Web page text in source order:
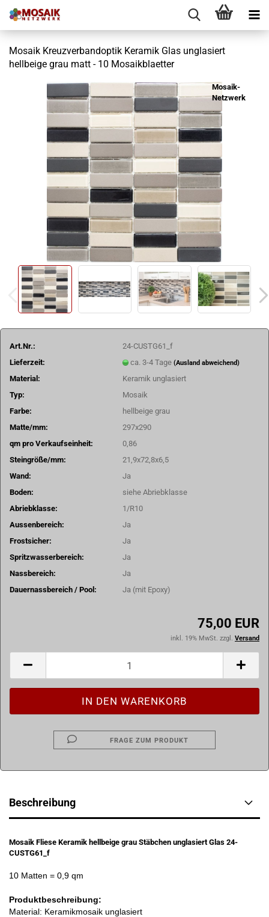
Mosaik Kreuzverbandoptik Keramik Glas unglasiert
hellbeige grau matt - 10 Mosaikblaetter
Mosaik-
Netzwerk
Art.Nr.:
24-CUSTG61_f
Lieferzeit:
ca. 3-4 Tage(Ausland abweichend)
Material:
Keramik unglasiert
Typ:
Mosaik
Farbe:
hellbeige grau
Matte/mm:
297x290
qm pro Verkaufseinheit:
0,86
Steingröße/mm:
21,9x72,8x6,5
Wand:
Ja
Boden:
siehe Abriebklasse
Abriebklasse:
1/R10
Aussenbereich:
Ja
Frostsicher:
Ja
Spritzwasserbereich:
Ja
Nassbereich:
Ja
Dauernassbereich / Pool:
Ja (mit Epoxy)
75,00 EUR
inkl. 19% MwSt. zzgl. Versand
FRAGE ZUM PRODUKT
Beschreibung
Mosaik Fliese Keramik hellbeige grau Stäbchen unglasiert Glas 24-
CUSTG61_f
10 Matten = 0,9 qm
Produktbeschreibung:
Material: Keramikmosaik unglasiert